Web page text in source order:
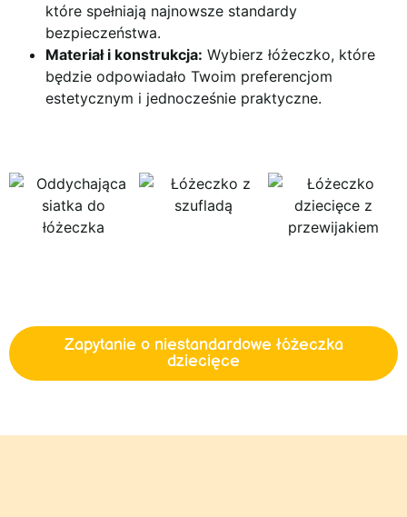
które spełniają najnowsze standardy
bezpieczeństwa.
Materiał i konstrukcja: Wybierz łóżeczko, które
będzie odpowiadało Twoim preferencjom
estetycznym i jednocześnie praktyczne.
Zapytanie o niestandardowe łóżeczka
dziecięce